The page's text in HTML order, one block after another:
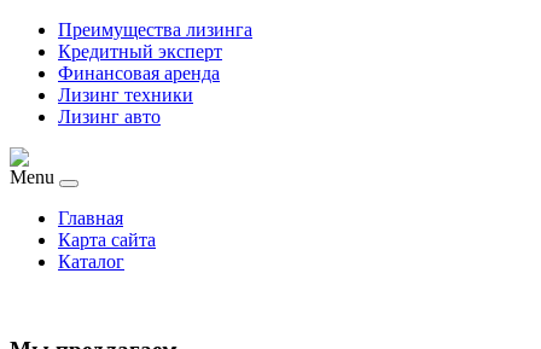
Преимущества лизинга
Кредитный эксперт
Финансовая аренда
Лизинг техники
Лизинг авто
Menu
Главная
Карта сайта
Каталог